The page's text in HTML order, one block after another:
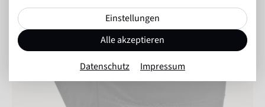
Einstellungen
Alle akzeptieren
Datenschutz Impressum